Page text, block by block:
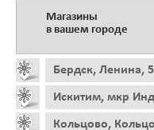
Магазины
в вашем городе
Бердск, Ленина,
Искитим, мкр
Кольцово,